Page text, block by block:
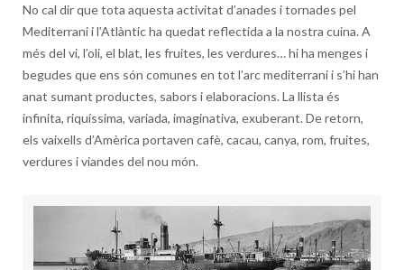
No cal dir que tota aquesta activitat d’anades i tornades pel
Mediterrani i l’Atlàntic ha quedat reflectida a la nostra cuina. A
més del vi, l’oli, el blat, les fruites, les verdures… hi ha menges i
begudes que ens són comunes en tot l’arc mediterrani i s’hi han
anat sumant productes, sabors i elaboracions. La llista és
infinita, riquíssima, variada, imaginativa, exuberant. De retorn,
els vaixells d’Amèrica portaven cafè, cacau, canya, rom, fruites,
verdures i viandes del nou món.